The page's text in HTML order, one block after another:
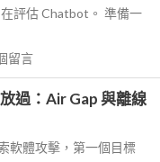
評估 Chatbot。 準備一
留言
過：Air Gap 與離線
軟體攻擊，第一個目標